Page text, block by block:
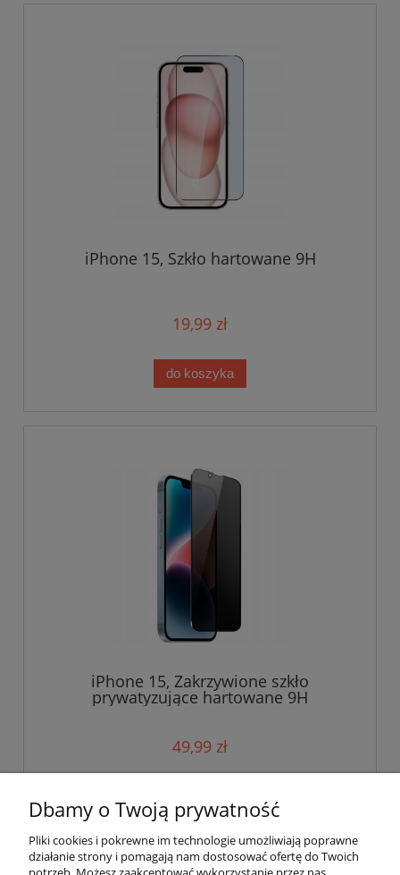
iPhone 15, Szkło hartowane 9H
19,99 zł
do koszyka
iPhone 15, Zakrzywione szkło
prywatyzujące hartowane 9H
49,99 zł
Dbamy o Twoją prywatność
Pliki cookies i pokrewne im technologie umożliwiają poprawne
działanie strony i pomagają nam dostosować ofertę do Twoich